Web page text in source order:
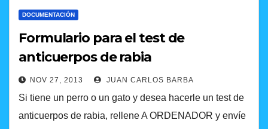
DOCUMENTACIÓN
Formulario para el test de
anticuerpos de rabia
NOV 27, 2013 JUAN CARLOS BARBA
Si tiene un perro o un gato y desea hacerle un test de
anticuerpos de rabia, rellene A ORDENADOR y envíe